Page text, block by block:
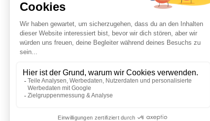
Car Smash in Krakau :
Frustabbau gefällig? Car Smash ist für euren
wir fest machen, was für einen klärenden
den Spaß als allererstes angeschaut und für
An eurem JGA in Krakaybekommt ihr beim
geben wir euch neben einer herkömmlichen
kann nichts mehr schief gehen, außer, dass